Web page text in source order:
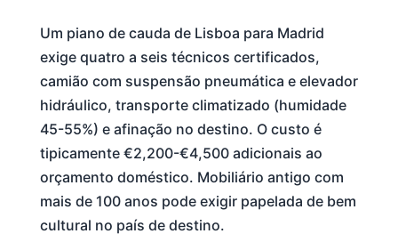
Um piano de cauda de Lisboa para Madrid
exige quatro a seis técnicos certificados,
camião com suspensão pneumática e elevador
hidráulico, transporte climatizado (humidade
45-55%) e afinação no destino. O custo é
tipicamente €2,200-€4,500 adicionais ao
orçamento doméstico. Mobiliário antigo com
mais de 100 anos pode exigir papelada de bem
cultural no país de destino.